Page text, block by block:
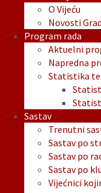
O Vijeću
Novosti
Program rada
Aktuelni
Napredna
Statistika
Sastav
Trenutni
Sastav po
Sastav po
Sastav po
Vijećnici